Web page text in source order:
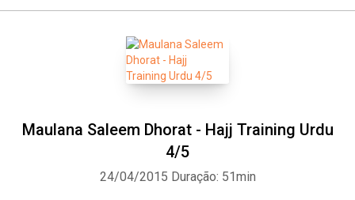
Maulana Saleem Dhorat - Hajj Training Urdu
4/5
24/04/2015 Duração: 51min